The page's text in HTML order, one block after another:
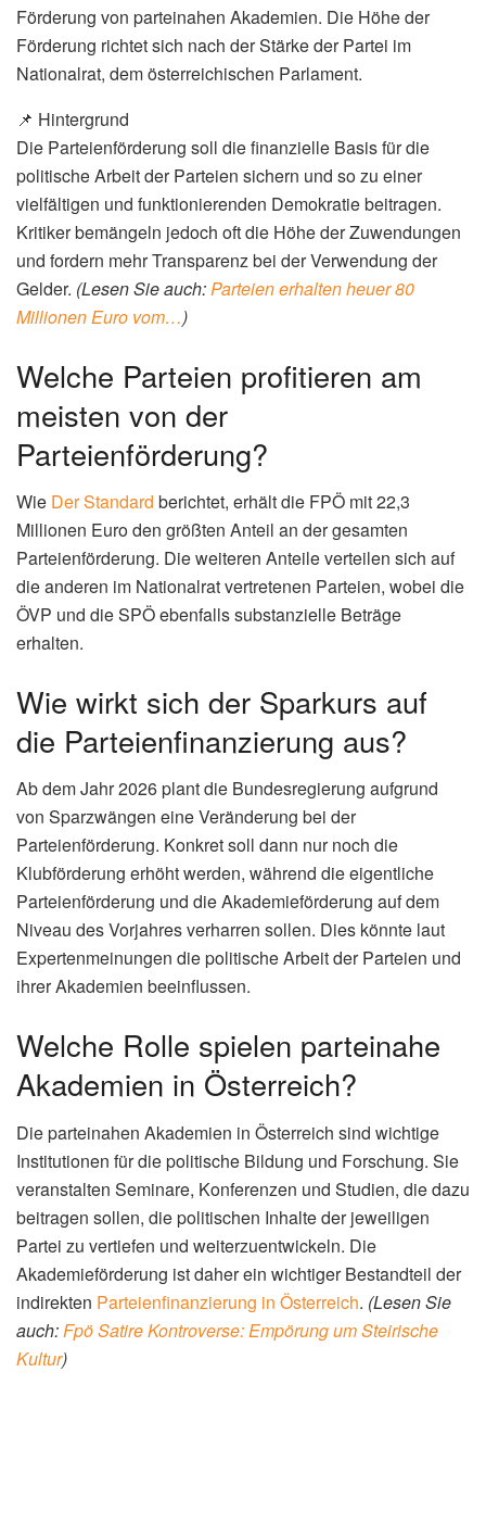
Förderung von parteinahen Akademien. Die Höhe der
Förderung richtet sich nach der Stärke der Partei im
Nationalrat, dem österreichischen Parlament.
📌 Hintergrund
Die Parteienförderung soll die finanzielle Basis für die
politische Arbeit der Parteien sichern und so zu einer
vielfältigen und funktionierenden Demokratie beitragen.
Kritiker bemängeln jedoch oft die Höhe der Zuwendungen
und fordern mehr Transparenz bei der Verwendung der
Gelder. (Lesen Sie auch:Parteien erhalten heuer 80
Millionen Euro vom…)
Welche Parteien profitieren am
meisten von der
Parteienförderung?
Wie Der Standard berichtet, erhält die FPÖ mit 22,3
Millionen Euro den größten Anteil an der gesamten
Parteienförderung. Die weiteren Anteile verteilen sich auf
die anderen im Nationalrat vertretenen Parteien, wobei die
ÖVP und die SPÖ ebenfalls substanzielle Beträge
erhalten.
Wie wirkt sich der Sparkurs auf
die Parteienfinanzierung aus?
Ab dem Jahr 2026 plant die Bundesregierung aufgrund
von Sparzwängen eine Veränderung bei der
Parteienförderung. Konkret soll dann nur noch die
Klubförderung erhöht werden, während die eigentliche
Parteienförderung und die Akademieförderung auf dem
Niveau des Vorjahres verharren sollen. Dies könnte laut
Expertenmeinungen die politische Arbeit der Parteien und
ihrer Akademien beeinflussen.
Welche Rolle spielen parteinahe
Akademien in Österreich?
Die parteinahen Akademien in Österreich sind wichtige
Institutionen für die politische Bildung und Forschung. Sie
veranstalten Seminare, Konferenzen und Studien, die dazu
beitragen sollen, die politischen Inhalte der jeweiligen
Partei zu vertiefen und weiterzuentwickeln. Die
Akademieförderung ist daher ein wichtiger Bestandteil der
indirekten Parteienfinanzierung in Österreich. (Lesen Sie
auch:Fpö Satire Kontroverse: Empörung um Steirische
Kultur)